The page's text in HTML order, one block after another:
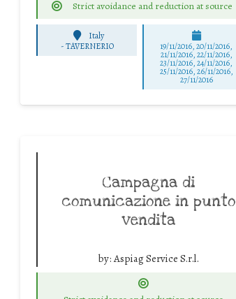
Strict avoidance and reduction at source
Italy
-TAVERNERIO 19/11/2016, 20/11/2016,
21/11/2016, 22/11/2016,
23/11/2016, 24/11/2016,
25/11/2016, 26/11/2016,
27/11/2016
Campagna di
comunicazione in punto
vendita
by:Aspiag Service S.r.l.